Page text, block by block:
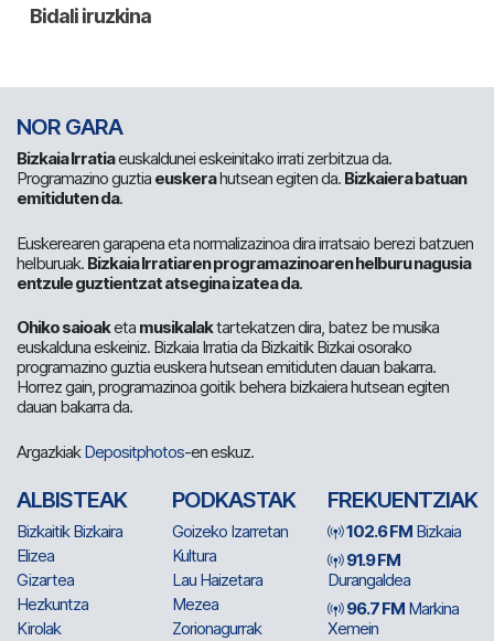
NOR GARA
Bizkaia Irratiaeuskaldunei eskeinitako irrati zerbitzua da.
Programazino guztia euskerahutsean egiten da. Bizkaiera batuan
emitiduten da.
Euskerearen garapena eta normalizazinoa dira irratsaio berezi batzuen
helburuak. Bizkaia Irratiaren programazinoaren helburu nagusia
entzule guztientzat atsegina izatea da.
Ohiko saioaketa musikalaktartekatzen dira, batez be musika
euskalduna eskeiniz. Bizkaia Irratia da Bizkaitik Bizkai osorako
programazino guztia euskera hutsean emitiduten dauan bakarra.
Horrez gain, programazinoa goitik behera bizkaiera hutsean egiten
dauan bakarra da.
ArgazkiakDepositphotos-en eskuz.
ALBISTEAK
Bizkaitik Bizkaira
Elizea
Gizartea
Hezkuntza
Kirolak
PODKASTAK
Goizeko Izarretan
Kultura
Lau Haizetara
Mezea
Zorionagurrak
FREKUENTZIAK
102.6 FM Bizkaia
91.9 FM
Durangaldea
96.7 FM Markina
Xemein